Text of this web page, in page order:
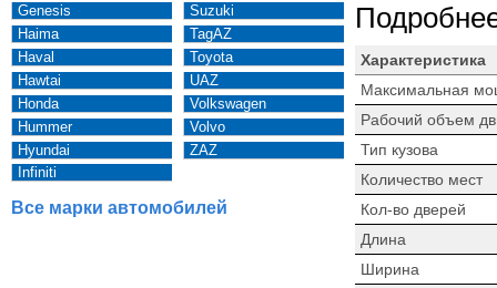
Genesis
Haima
Haval
Hawtai
Honda
Hummer
Hyundai
Infiniti
Suzuki
TagAZ
Toyota
UAZ
Volkswagen
Volvo
ZAZ
Все марки автомобилей
Характеристика
Максимальная
Рабочий объем
Тип кузова
Количество мест
Кол-во дверей
Длина
Ширина